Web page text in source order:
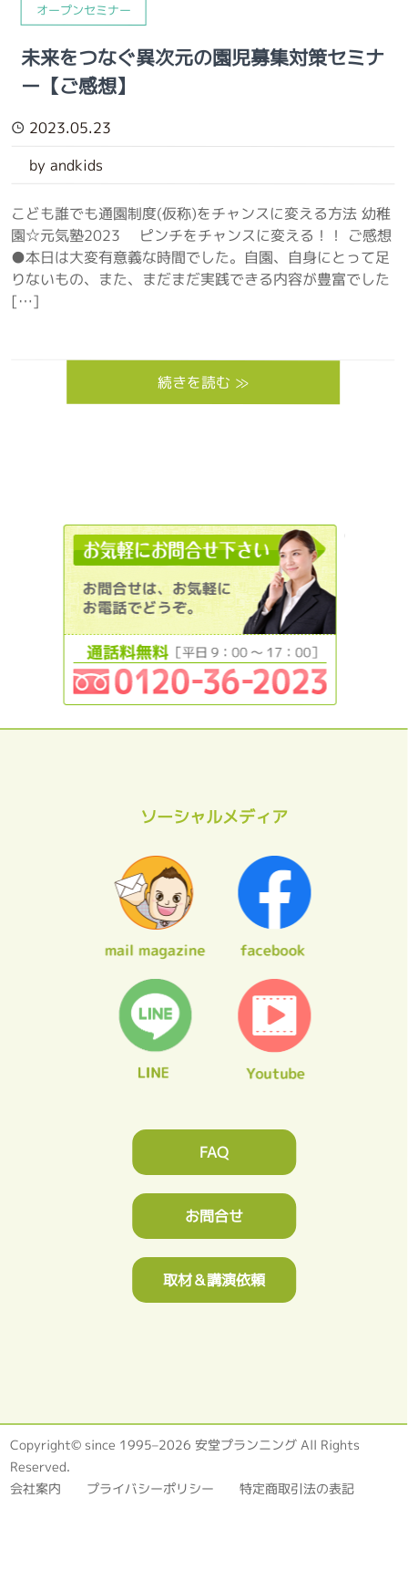
オープンセミナー
未来をつなぐ異次元の園児募集対策セミナ
ー【ご感想】
2023.05.23
by andkids
こども誰でも通園制度(仮称)をチャンスに変える方法 幼稚
園☆元気塾2023 ピンチをチャンスに変える！！ ご感想
●本日は大変有意義な時間でした。自園、自身にとって足
りないもの、また、まだまだ実践できる内容が豊富でした
[…]
続きを読む ≫
ソーシャルメディア
FAQ
お問合せ
取材＆講演依頼
Copyright© since 1995–2026 安堂プランニング All Rights
Reserved.
会社案内 プライバシーポリシー 特定商取引法の表記